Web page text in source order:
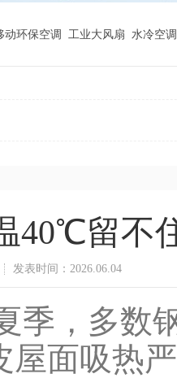
动环保空调 工业大风扇 水冷空
40℃留不
发表时间：2026.06.04
，多数
屋面吸热